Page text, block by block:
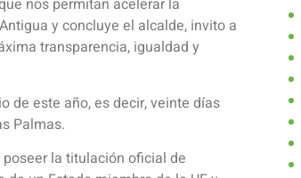
nos permitan acelerar la
y concluye el alcalde, invito a
transparencia, igualdad y
de este año, es decir, veinte días
Palmas.
la titulación oficial de